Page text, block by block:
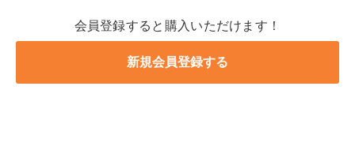
会員登録すると購入いただけます！